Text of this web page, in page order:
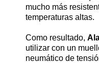
mucho más
temperaturas altas.
Como resultado,
utilizar con un
neumático de